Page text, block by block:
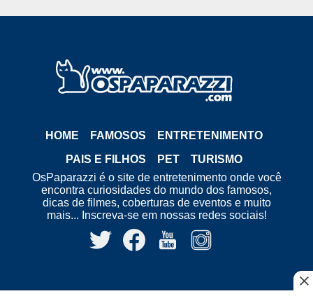
HOME FAMOSOS
ENTRETENIMENTO
PAIS E FILHOS
PET
TURISMO
OsPaparazzi é o site de entretenimento onde você
encontra curiosidades do mundo dos famosos,
dicas de filmes, coberturas de eventos e muito
mais... Inscreva-se em nossas redes sociais!